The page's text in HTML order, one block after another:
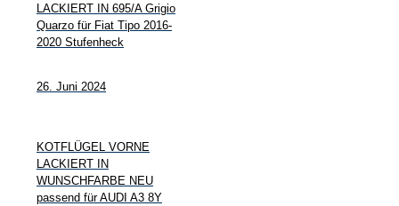
LACKIERT IN 695/A Grigio
Quarzo für Fiat Tipo 2016-
2020 Stufenheck
26. Juni 2024
KOTFLÜGEL VORNE
LACKIERT IN
WUNSCHFARBE NEU
passend für AUDI A3 8Y